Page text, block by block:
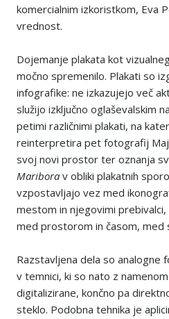
komercialnim izkoristkom, Eva
vrednost.
Dojemanje plakata kot
močno spremenilo. Plakati so
infografike: ne izkazujejo več
služijo izključno oglaševalskim
petimi različnimi plakati, na
reinterpretira pet fotografij
svoj novi prostor ter oznanja
Maribora v obliki plakatnih
vzpostavljajo vez med
mestom in njegovimi
med prostorom in časom, med
Razstavljena dela so analogne
v temnici, ki so nato z
digitalizirane, končno pa
steklo. Podobna tehnika je